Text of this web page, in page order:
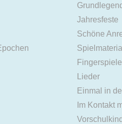
Jahresfeste
Schöne
Fingerspiele
Lieder
Einmal in
Im Kontakt